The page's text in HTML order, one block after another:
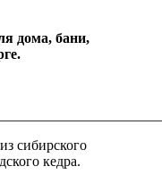
дома, бани,
сибирского
кедра.